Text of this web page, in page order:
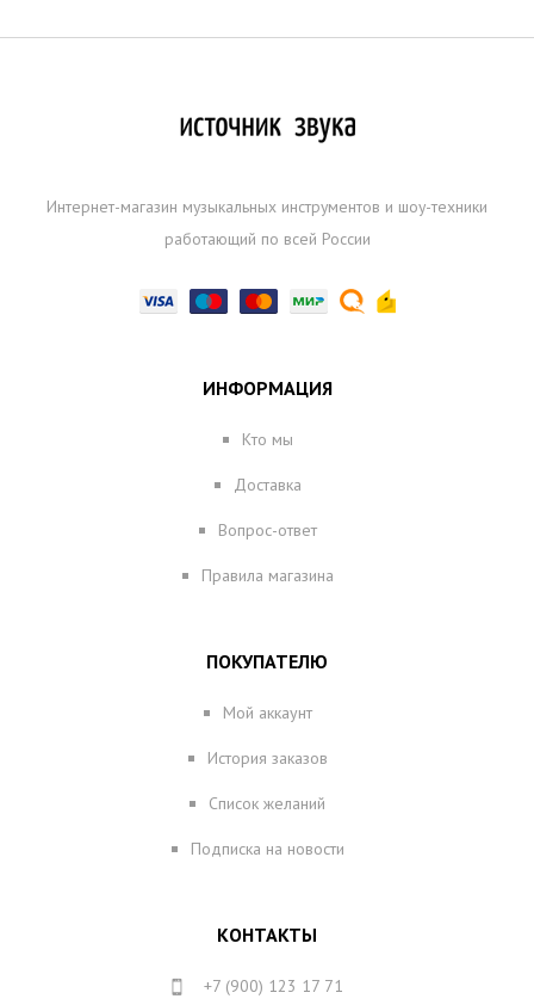
Интернет-магазин музыкальных инструментов и шоу-техники
работающий по всей России
ИНФОРМАЦИЯ
Кто мы
Доставка
Вопрос-ответ
Правила магазина
ПОКУПАТЕЛЮ
Мой аккаунт
История заказов
Список желаний
Подписка на новости
КОНТАКТЫ
+7 (900) 123 17 71